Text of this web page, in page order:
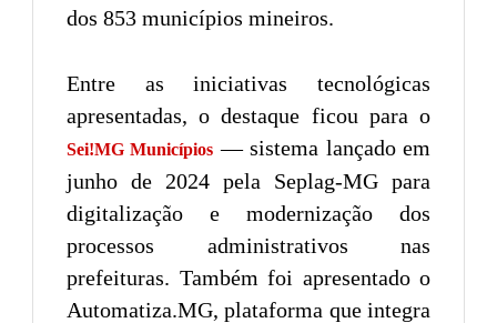
dos 853 municípios mineiros.
Entre as iniciativas tecnológicas
apresentadas, o destaque ficou para o
Sei!MG Municípios — sistema lançado em
junho de 2024 pela Seplag-MG para
digitalização e modernização dos
processos administrativos nas
prefeituras. Também foi apresentado o
Automatiza.MG, plataforma que integra